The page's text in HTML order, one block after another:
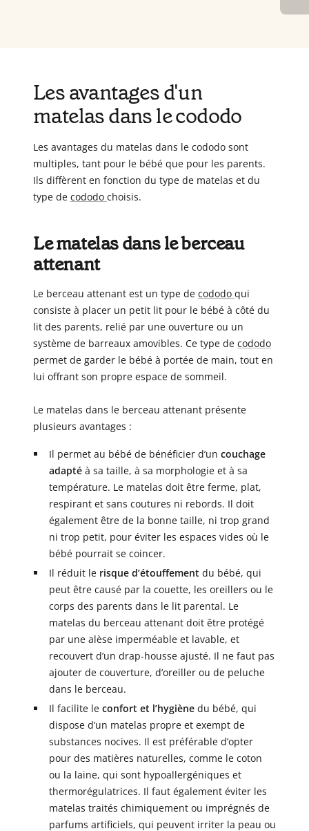
Les avantages d'un
matelas dans le cododo
Les avantages du matelas dans le cododo sont
multiples, tant pour le bébé que pour les parents.
Ils diffèrent en fonction du type de matelas et du
type de cododo choisis.
Le matelas dans le berceau
attenant
Le berceau attenant est un type de cododo qui
consiste à placer un petit lit pour le bébé à côté du
lit des parents, relié par une ouverture ou un
système de barreaux amovibles. Ce type de cododo
permet de garder le bébé à portée de main, tout en
lui offrant son propre espace de sommeil.
Le matelas dans le berceau attenant présente
plusieurs avantages :
Il permet au bébé de bénéficier d’un couchage
adaptéà sa taille, à sa morphologie et à sa
température. Le matelas doit être ferme, plat,
respirant et sans coutures ni rebords. Il doit
également être de la bonne taille, ni trop grand
ni trop petit, pour éviter les espaces vides où le
bébé pourrait se coincer.
Il réduit le risque d’étouffement du bébé, qui
peut être causé par la couette, les oreillers ou le
corps des parents dans le lit parental. Le
matelas du berceau attenant doit être protégé
par une alèse imperméable et lavable, et
recouvert d’un drap-housse ajusté. Il ne faut pas
ajouter de couverture, d’oreiller ou de peluche
dans le berceau.
Il facilite le confort et l’hygiènedu bébé, qui
dispose d’un matelas propre et exempt de
substances nocives. Il est préférable d’opter
pour des matières naturelles, comme le coton
ou la laine, qui sont hypoallergéniques et
thermorégulatrices. Il faut également éviter les
matelas traités chimiquement ou imprégnés de
parfums artificiels, qui peuvent irriter la peau ou